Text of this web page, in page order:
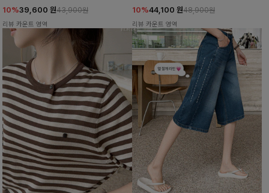
10%39,600 원43,900원
리뷰 카운트 영역
10%44,100 원48,900원
리뷰 카운트 영역